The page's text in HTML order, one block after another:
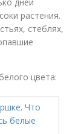
растения.
стеблях,
цвета: